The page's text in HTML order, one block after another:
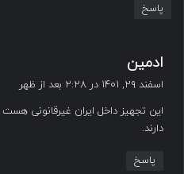
پاسخ
ادمین
ف
:
اسفند ۲۹, ۱۴۰۱ در ۲:۲۸ بعد از ظهر
این تجهیز داخل ایران غیرقانونی
دارند.
پاسخ